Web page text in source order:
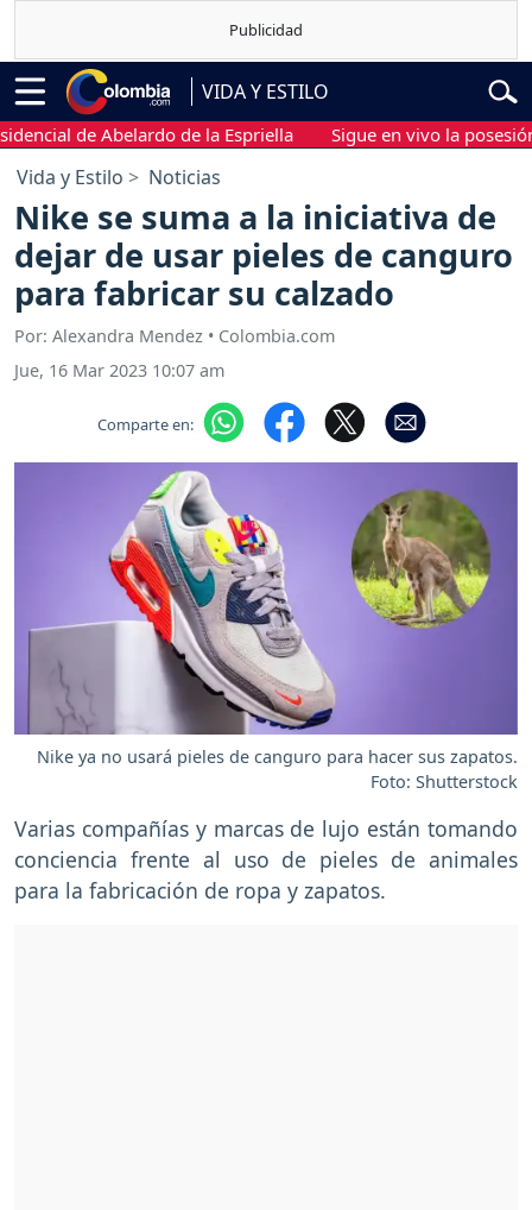
VIDA Y ESTILO
de Abelardo de la Espriella Sigue en vivo la posesión
Vida y Estilo Noticias
Nike se suma a la iniciativa de
dejar de usar pieles de canguro
para fabricar su calzado
Por: Alexandra Mendez • Colombia.com
Jue, 16 Mar 2023 10:07 am
Comparte en:
Nike ya no usará pieles de canguro para hacer sus zapatos.
Foto: Shutterstock
Varias compañías y marcas de lujo están tomando
conciencia frente al uso de pieles de animales
para la fabricación de ropa y zapatos.